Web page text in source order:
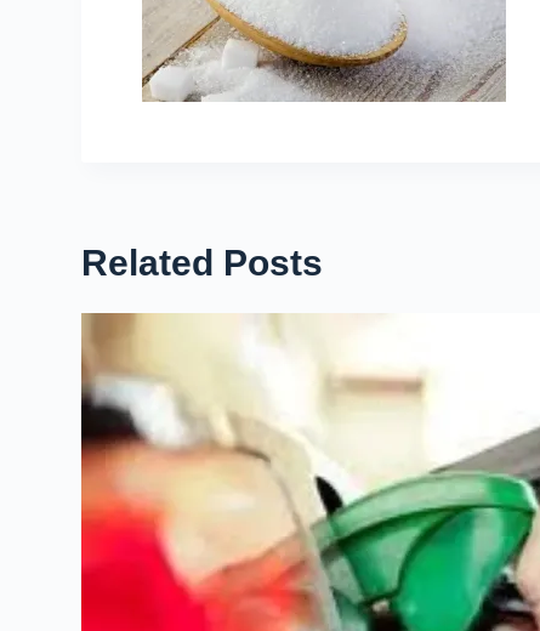
Related Posts